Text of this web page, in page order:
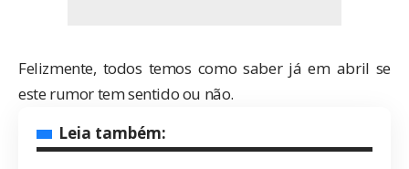
Felizmente, todos temos como saber já em abril se
este rumor tem sentido ou não.
Leia também: